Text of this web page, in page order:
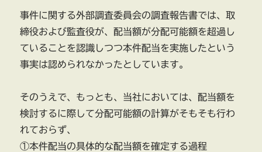
事件に関する外部調査委員会の調査報告書では、取
締役および監査役が、配当額が分配可能額を超過し
ていることを認識しつつ本件配当を実施したという
事実は認められなかったとしています。
そのうえで、もっとも、当社においては、配当額を
検討するに際して分配可能額の計算がそもそも行わ
れておらず、
①本件配当の具体的な配当額を確定する過程